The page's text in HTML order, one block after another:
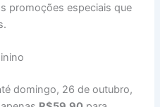
promoções especiais que
domingo, 26 de outubro,